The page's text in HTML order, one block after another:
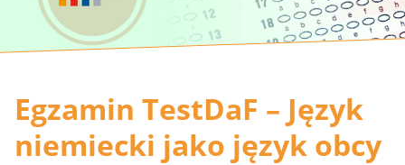
Egzamin TestDaF – Język
niemiecki jako język obcy